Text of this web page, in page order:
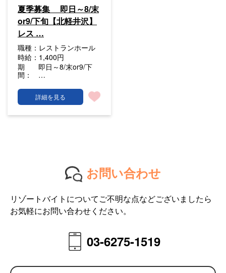
夏季募集 即日～8/末
or9/下旬【北軽井沢】
レス …
職種： レストランホール
時給： 1,400円
期
間：
即日～8/末or9/下
…
詳細を見る
お問い合わせ
リゾートバイトについてご不明な点などございましたら
お気軽にお問い合わせください。
03-6275-1519